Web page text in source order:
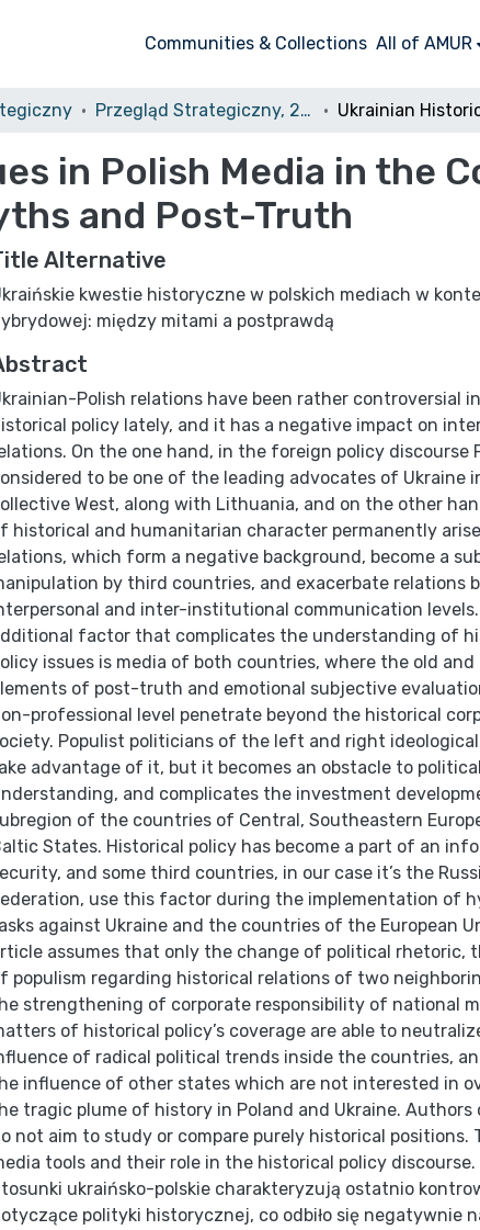
Communities & Collections All of AMUR
Przegląd Strategiczny, 2020, nr 13
in Polish Media in the
and Post-Truth
Alternative
kwestie historyczne w polskich mediach w
między mitami a postprawdą
Polish relations have been rather controversial
policy lately, and it has a negative impact on
On the one hand, in the foreign policy discourse
to be one of the leading advocates of Ukraine
West, along with Lithuania, and on the other
historical and humanitarian character permanently
which form a negative background, become a
by third countries, and exacerbate relations
and inter-institutional communication
factor that complicates the understanding of
issues is media of both countries, where the old
of post-truth and emotional subjective
professional level penetrate beyond the historical
Populist politicians of the left and right
advantage of it, but it becomes an obstacle to political
and complicates the investment
of the countries of Central, Southeastern
States. Historical policy has become a part of an
and some third countries, in our case it’s the
use this factor during the implementation of
against Ukraine and the countries of the European
assumes that only the change of political rhetoric,
populism regarding historical relations of two
strengthening of corporate responsibility of national
of historical policy’s coverage are able to
of radical political trends inside the countries,
influence of other states which are not interested in
tragic plume of history in Poland and Ukraine.
not aim to study or compare purely historical positions.
tools and their role in the historical policy discourse.
ukraińsko-polskie charakteryzują ostatnio
polityki historycznej, co odbiło się negatywnie